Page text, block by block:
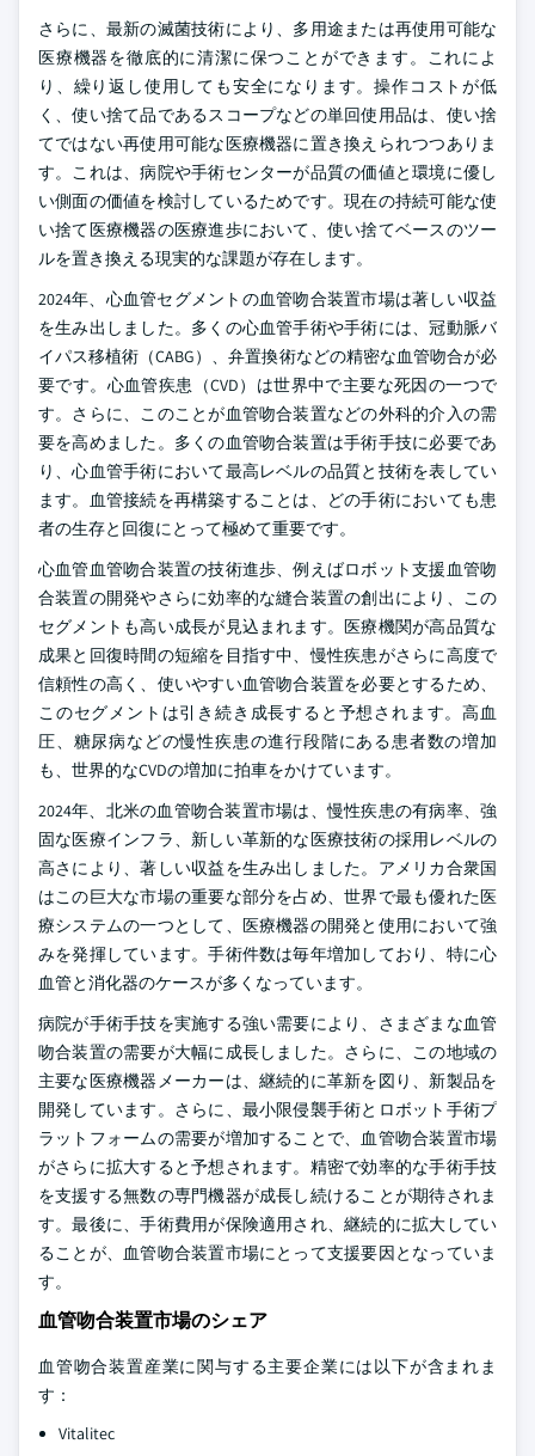
さらに、最新の滅菌技術により、多用途または再使用可能な
医療機器を徹底的に清潔に保つことができます。これによ
り、繰り返し使用しても安全になります。操作コストが低
く、使い捨て品であるスコープなどの単回使用品は、使い捨
てではない再使用可能な医療機器に置き換えられつつありま
す。これは、病院や手術センターが品質の価値と環境に優し
い側面の価値を検討しているためです。現在の持続可能な使
い捨て医療機器の医療進歩において、使い捨てベースのツー
ルを置き換える現実的な課題が存在します。
2024年、心血管セグメントの血管吻合装置市場は著しい収益
を生み出しました。多くの心血管手術や手術には、冠動脈バ
イパス移植術（CABG）、弁置換術などの精密な血管吻合が必
要です。心血管疾患（CVD）は世界中で主要な死因の一つで
す。さらに、このことが血管吻合装置などの外科的介入の需
要を高めました。多くの血管吻合装置は手術手技に必要であ
り、心血管手術において最高レベルの品質と技術を表してい
ます。血管接続を再構築することは、どの手術においても患
者の生存と回復にとって極めて重要です。
心血管血管吻合装置の技術進歩、例えばロボット支援血管吻
合装置の開発やさらに効率的な縫合装置の創出により、この
セグメントも高い成長が見込まれます。医療機関が高品質な
成果と回復時間の短縮を目指す中、慢性疾患がさらに高度で
信頼性の高く、使いやすい血管吻合装置を必要とするため、
このセグメントは引き続き成長すると予想されます。高血
圧、糖尿病などの慢性疾患の進行段階にある患者数の増加
も、世界的なCVDの増加に拍車をかけています。
2024年、北米の血管吻合装置市場は、慢性疾患の有病率、強
固な医療インフラ、新しい革新的な医療技術の採用レベルの
高さにより、著しい収益を生み出しました。アメリカ合衆国
はこの巨大な市場の重要な部分を占め、世界で最も優れた医
療システムの一つとして、医療機器の開発と使用において強
みを発揮しています。手術件数は毎年増加しており、特に心
血管と消化器のケースが多くなっています。
病院が手術手技を実施する強い需要により、さまざまな血管
吻合装置の需要が大幅に成長しました。さらに、この地域の
主要な医療機器メーカーは、継続的に革新を図り、新製品を
開発しています。さらに、最小限侵襲手術とロボット手術プ
ラットフォームの需要が増加することで、血管吻合装置市場
がさらに拡大すると予想されます。精密で効率的な手術手技
を支援する無数の専門機器が成長し続けることが期待されま
す。最後に、手術費用が保険適用され、継続的に拡大してい
ることが、血管吻合装置市場にとって支援要因となっていま
す。
血管吻合装置市場のシェア
血管吻合装置産業に関与する主要企業には以下が含まれま
す：
Vitalitec